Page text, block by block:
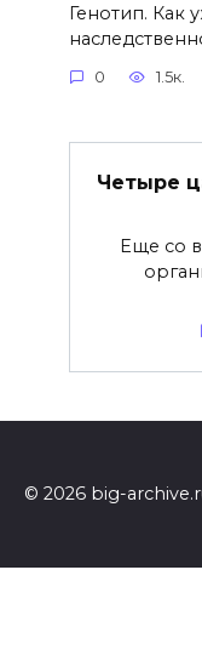
Генотип. Как
0 1.5к.
Четыре
Еще со
© 2026 big-